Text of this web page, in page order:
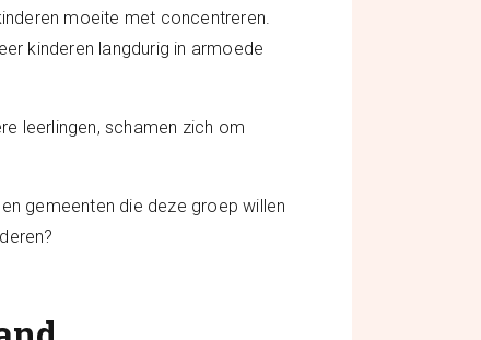
moeite met concentreren.
kinderen langdurig in armoede
leerlingen, schamen zich om
gemeenten die deze groep willen